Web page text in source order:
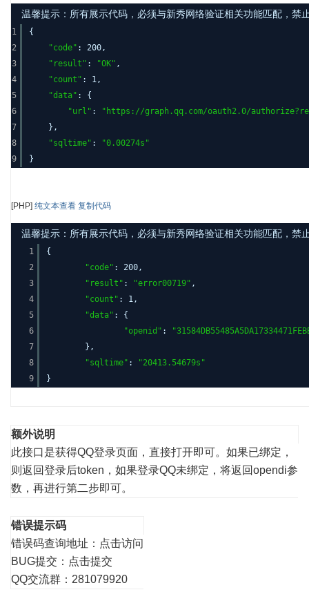
温馨提示：所有展示代码，必须与新秀网络验证相关功能匹配，
1
2
3
4
5
6
7
8
9
{
"code" : 200,
"result" : "OK" ,
"count" : 1,
"data" : {
"url" : " https://graph.qq.com/oauth2.0/
},
"sqltime" :
"0.00274s"
}
[PHP] 纯文本查看 复制代码
温馨提示：所有展示代码，必须与新秀网络验证相关功能匹配，
1
2
3
4
5
6
7
8
9
{
"code" : 200,
"result" : "error00719" ,
"count" : 1,
"data" : {
"openid" :
},
"sqltime" :
"20413.54679s"
}
额外说明
此接口是获得QQ登录页面，直接打开即可。如果已绑定，
则返回登录后token，如果登录QQ未绑定，将返回opendi参
数，再进行第二步即可。
错误提示码
错误码查询地址： 点击访问
BUG提交： 点击提交
QQ交流群：281079920